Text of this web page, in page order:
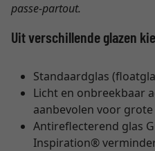
passe-partout.
Uit verschillende glazen
Standaardglas
Licht en onbreekbaar
aanbevolen voor
Antireflecterend glas
Inspiration®